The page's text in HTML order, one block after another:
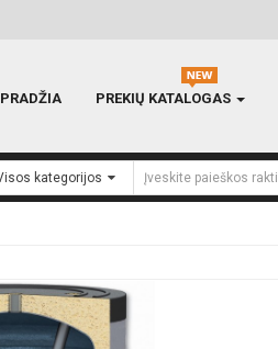
PRADŽIA PREKIŲ KATALOGAS